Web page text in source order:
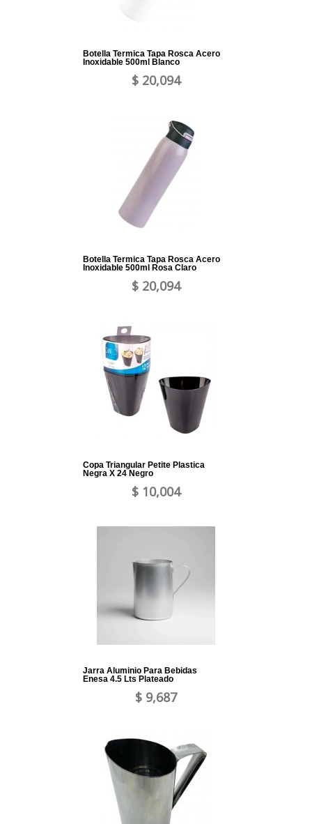
Botella Termica Tapa Rosca Acero
Inoxidable 500ml Blanco
$ 20,094
Botella Termica Tapa Rosca Acero
Inoxidable 500ml Rosa Claro
$ 20,094
Copa Triangular Petite Plastica
Negra X 24 Negro
$ 10,004
Jarra Aluminio Para Bebidas
Enesa 4.5 Lts Plateado
$ 9,687